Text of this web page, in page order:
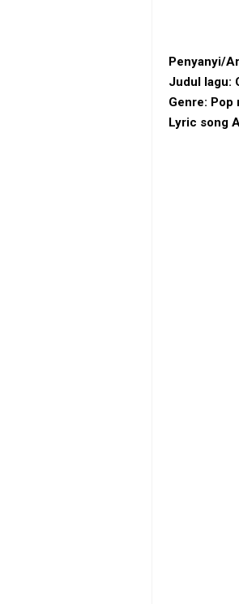
Penyanyi/
Judul lagu:
Genre:
Lyric song